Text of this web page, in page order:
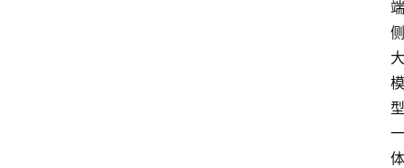
端
侧
大
模
型
一
体